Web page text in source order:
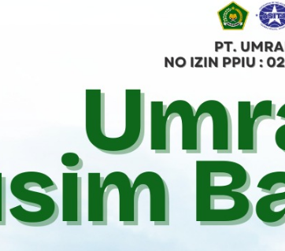
Banjir Bandang di Sumbar
Arahan pada MTQ Nasional ke-50 Tingkat Kec.
Jadi Motor Penggerak Ekonomi Rakyat